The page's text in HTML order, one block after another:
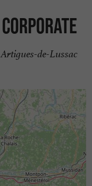
de-Lussac